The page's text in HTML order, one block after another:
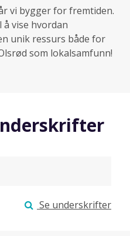
vi bygger for fremtiden.
vise hvordan
unik ressurs både for
Se underskrifter